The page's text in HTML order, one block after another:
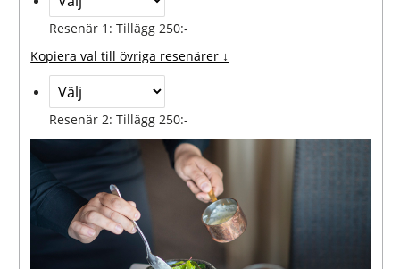
Resenär 1: Tillägg 250:-
Kopiera val till övriga resenärer ↓
Resenär 2: Tillägg 250:-